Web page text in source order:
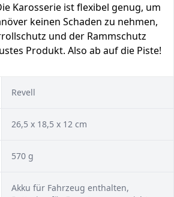
Karosserie ist flexibel genug, um
keinen Schaden zu nehmen,
und der Rammschutz
Produkt. Also ab auf die Piste!
Revell
26,5 x 18,5 x 12 cm
570 g
Akku für Fahrzeug enthalten,